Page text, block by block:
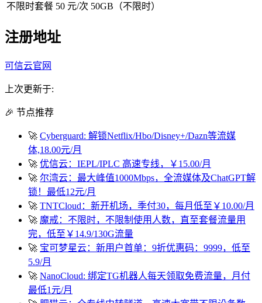
不限时套餐 50 元/次 50GB（不限时）
注册地址
可信云官网
上次更新于:
🎉 节点推荐
🚀 Cyberguard: 解锁Netflix/Hbo/Disney+/Dazn等流媒
体,18.00元/月
🚀 优信云：IEPL/IPLC 高速专线，￥15.00/月
🚀 尔湾云：最大峰值1000Mbps，全流媒体及ChatGPT解
锁！最低12元/月
🚀 TNTCloud：新开机场，季付30，每月低至￥10.00/月
🚀 魔戒：不限时，不限制使用人数，直至套餐流量用
完，低至￥14.9/130G流量
🚀 宝可梦星云：新用户首单：9折优惠码：9999，低至
5.9/月
🚀 NanoCloud: 绑定TG机器人每天领取免费流量，月付
最低1元/月